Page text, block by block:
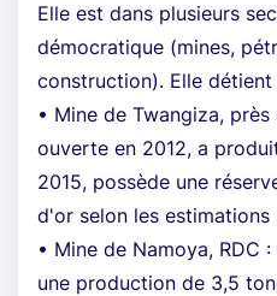
Elle est dans plusieurs
démocratique (mines,
construction). Elle
• Mine de Twangiza,
ouverte en 2012, a
2015, possède une
d'or selon les estimations
• Mine de Namoya, RDC
une production de 3,5